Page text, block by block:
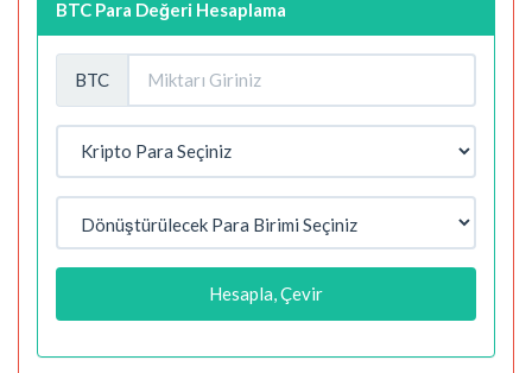
BTC Para Değeri Hesaplama
BTC
Hesapla, Çevir